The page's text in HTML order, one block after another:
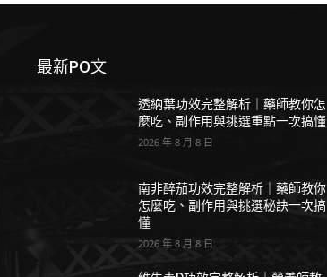
最新PO文
透納葉功效完整解析｜藥師教你怎
麼吃、副作用與挑選重點一次搞懂
2026 年 8 月 8 日
南非醉茄功效完整解析｜藥師教你
怎麼吃、副作用與挑選秘訣一次搞
懂
2026 年 8 月 8 日